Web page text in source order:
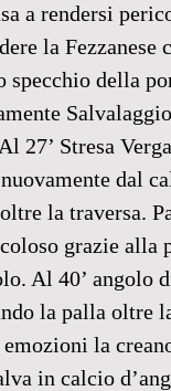
a rendersi
la Fezzanese
della
27’ Stresa
dal
la traversa.
grazie alla
Al 40’ angolo
la palla oltre
la
in calcio